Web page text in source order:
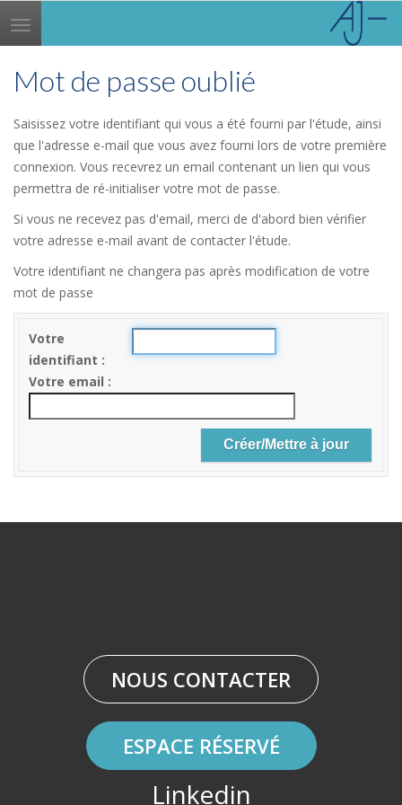
Toggle
navigation
Mot de passe oublié
Saisissez votre identifiant qui vous a été fourni par l'étude, ainsi
que l'adresse e-mail que vous avez fourni lors de votre première
connexion. Vous recevrez un email contenant un lien qui vous
permettra de ré-initialiser votre mot de passe.
Si vous ne recevez pas d'email, merci de d'abord bien vérifier
votre adresse e-mail avant de contacter l'étude.
Votre identifiant ne changera pas après modification de votre
mot de passe
Votre
identifiant
Votre email
NOUS CONTACTER
ESPACE RÉSERVÉ
Linkedin